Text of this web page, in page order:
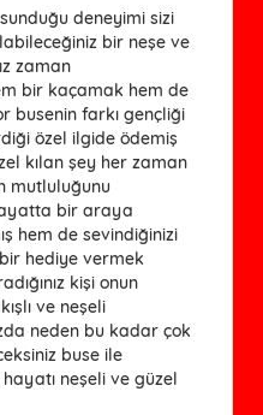
deneyimi sizi
bir neşe ve
zaman
bir kaçamak hem de
busenin farkı gençliği
özel ilgide ödemiş
kılan şey her zaman
mutluluğunu
bir araya
hem de sevindiğinizi
hediye vermek
kişi onun
ve neşeli
neden bu kadar çok
buse ile
neşeli ve güzel